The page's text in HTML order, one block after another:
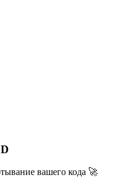
вашего кода 🚀